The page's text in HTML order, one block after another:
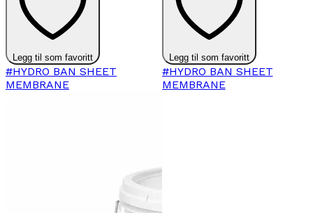
Legg til som favoritt
#HYDRO BAN SHEET
MEMBRANE
Legg til som favoritt
#HYDRO BAN SHEET
MEMBRANE